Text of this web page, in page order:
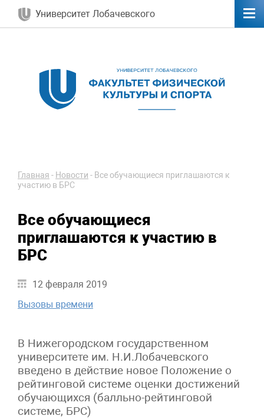
Университет Лобачевского
Главная - Новости - Все обучающиеся приглашаются к
участию в БРС
Все обучающиеся
приглашаются к участию в
БРС
12 февраля 2019
Вызовы времени
В Нижегородском государственном
университете им. Н.И.Лобачевского
введено в действие новое Положение о
рейтинговой системе оценки достижений
обучающихся (балльно-рейтинговой
системе, БРС)